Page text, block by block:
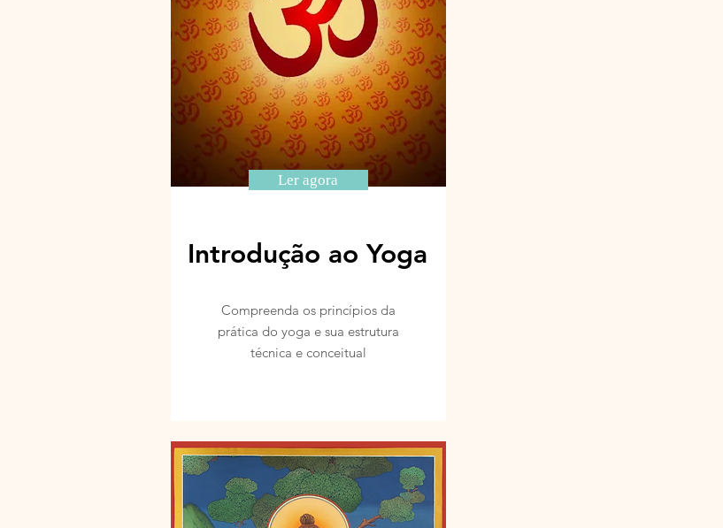
Ler agora
Introdução ao Yoga
Compreenda os princípios da
prática do yoga e sua estrutura
técnica e conceitual